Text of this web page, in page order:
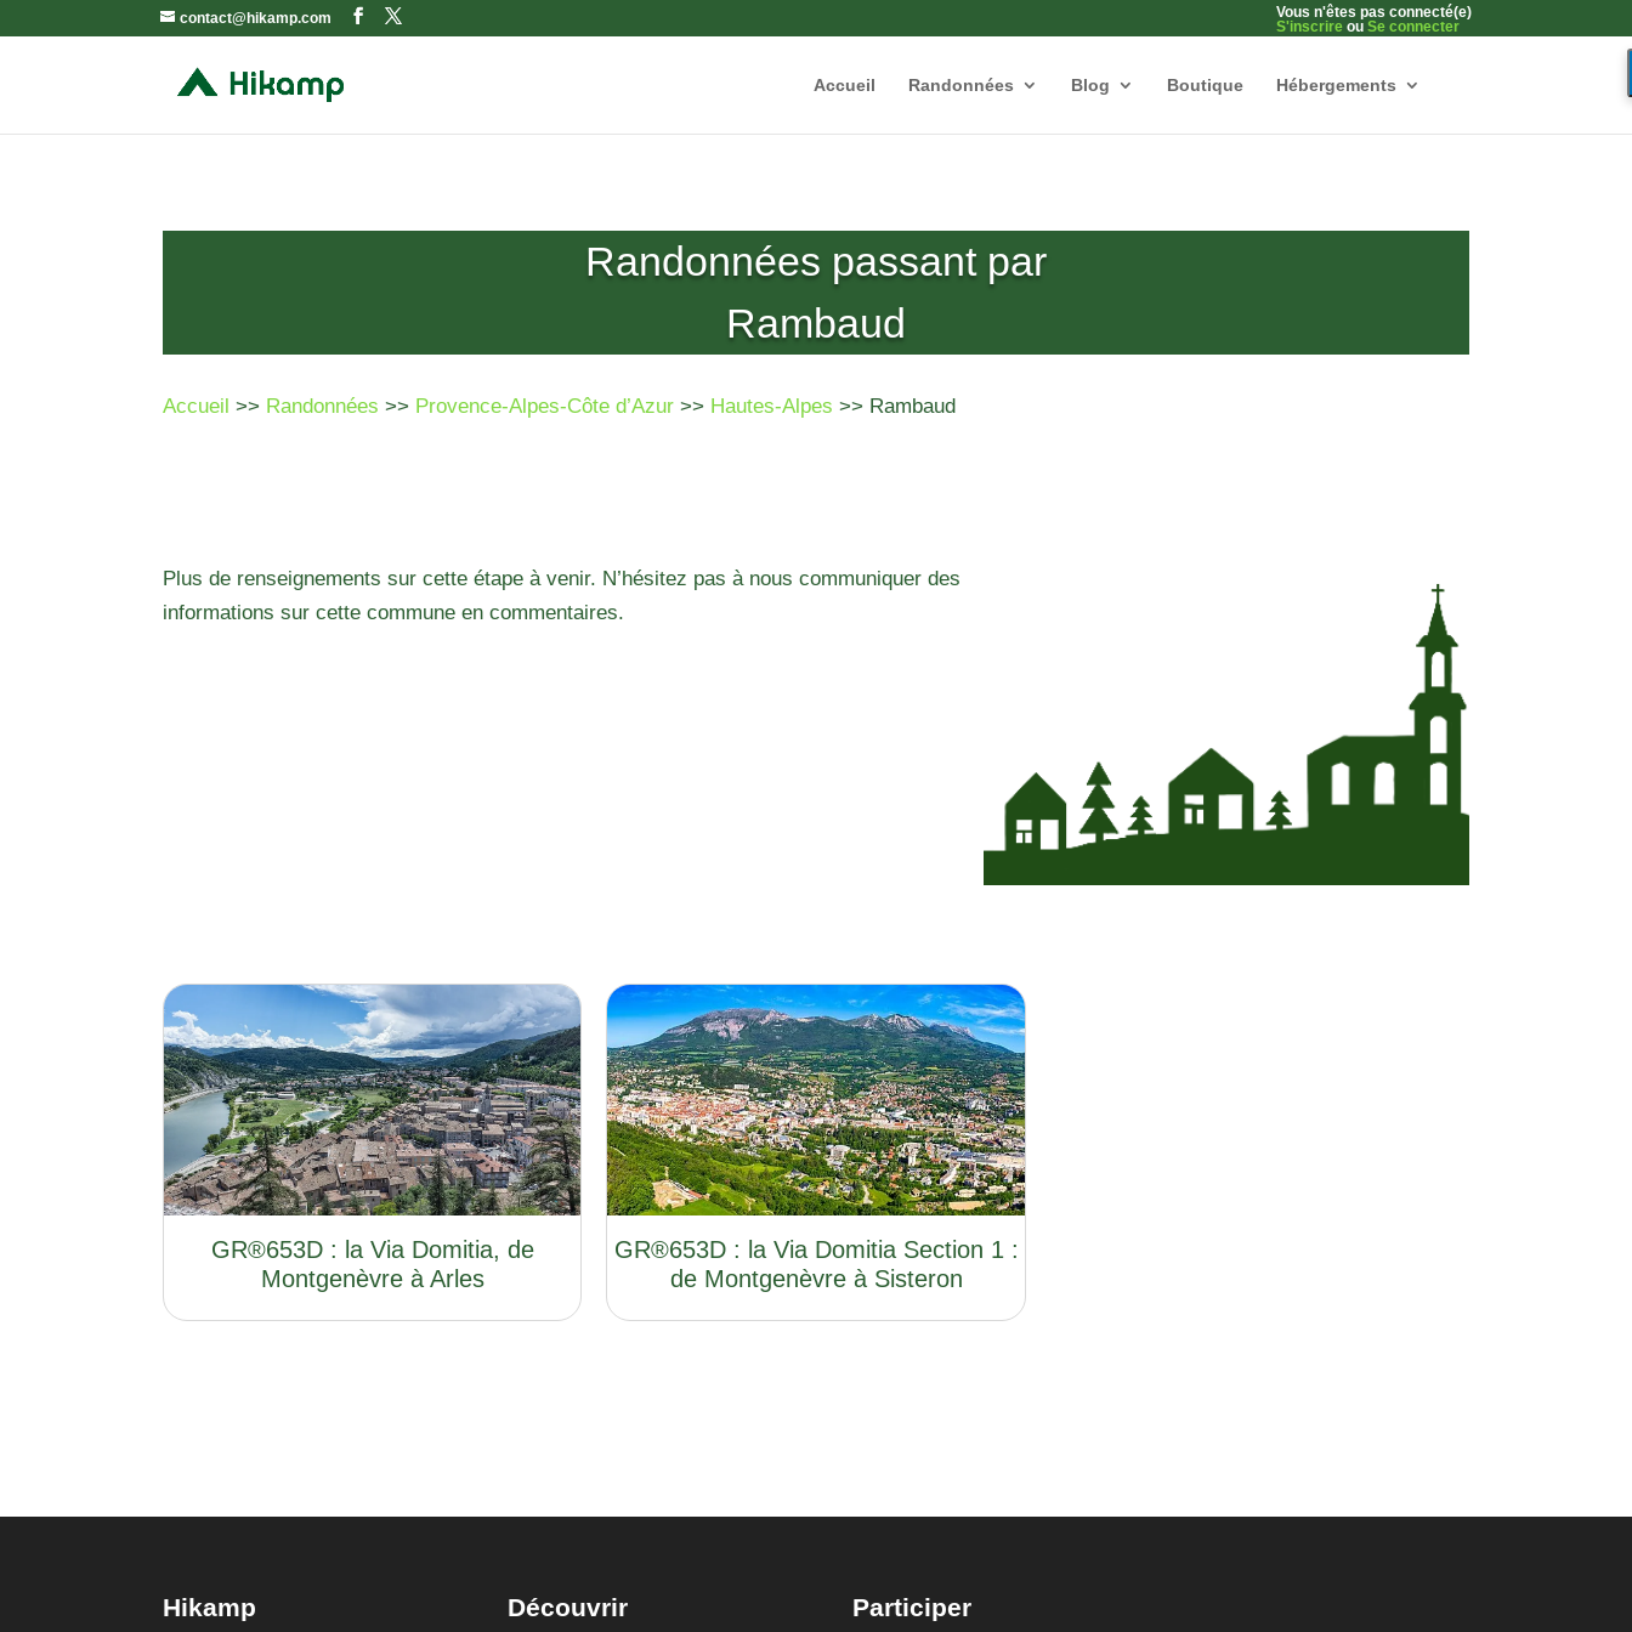
contact@hikamp.com
Vous n'êtes pas connecté(e)
S'inscrire ou Se connecter
Accueil Randonnées Blog Boutique Hébergements
Randonnées passant par
Rambaud
Accueil >> Randonnées >> Provence-Alpes-Côte d’Azur >> Hautes-Alpes >> Rambaud
Plus de renseignements sur cette étape à venir. N’hésitez pas à nous communiquer des
informations sur cette commune en commentaires.
GR®653D : la Via Domitia, de
Montgenèvre à Arles
GR®653D : la Via Domitia Section 1 :
de Montgenèvre à Sisteron
Hikamp Découvrir Participer